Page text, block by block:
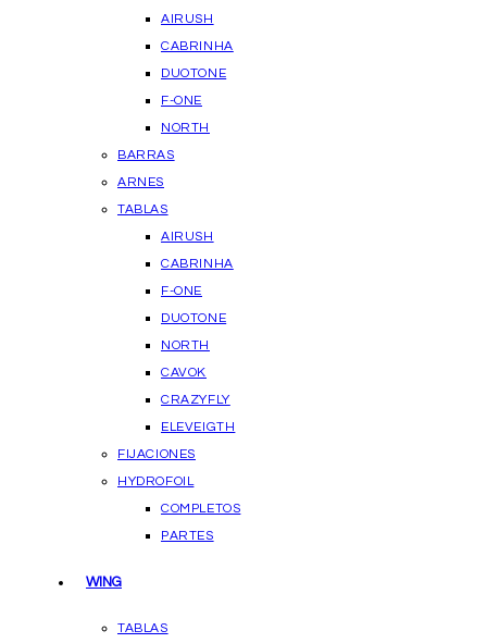
AIRUSH
CABRINHA
DUOTONE
F-ONE
NORTH
BARRAS
ARNES
TABLAS
AIRUSH
CABRINHA
F-ONE
DUOTONE
NORTH
CAVOK
CRAZYFLY
ELEVEIGTH
FIJACIONES
HYDROFOIL
COMPLETOS
PARTES
WING
TABLAS